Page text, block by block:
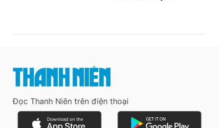
Đọc Thanh Niên trên điện thoại